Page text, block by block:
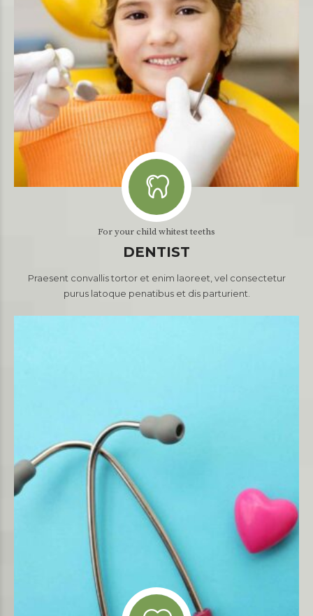
For your child whitest teeths
DENTIST
Praesent convallis tortor et enim laoreet, vel consectetur
purus latoque penatibus et dis parturient.